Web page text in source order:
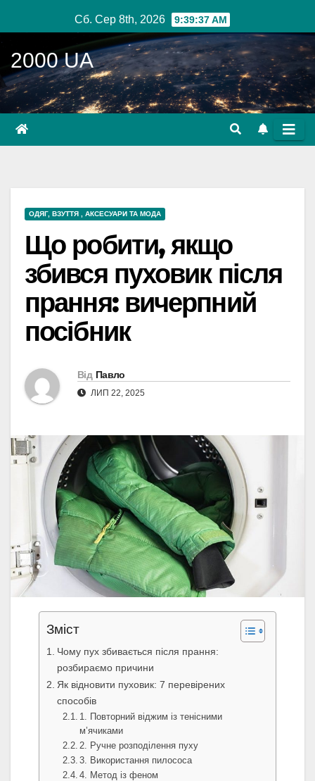
до
вмісту
Сб. Сер 8th, 2026 9:39:38 AM
2000 UA
ОДЯГ, ВЗУТТЯ , АКСЕСУАРИ ТА МОДА
Що робити, якщо
збився пуховик після
прання: вичерпний
посібник
Від Павло
ЛИП 22, 2025
Зміст
Чому пух збивається після прання:
розбираємо причини
Як відновити пуховик: 7 перевірених
способів
1. Повторний віджим із тенісними
м’ячиками
2. Ручне розподілення пуху
3. Використання пилососа
4. Метод із феном